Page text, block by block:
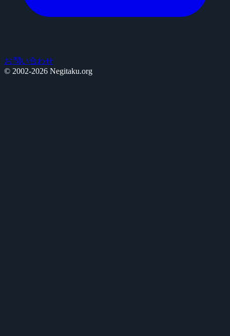
お問い合わせ
© 2002-2026 Negitaku.org